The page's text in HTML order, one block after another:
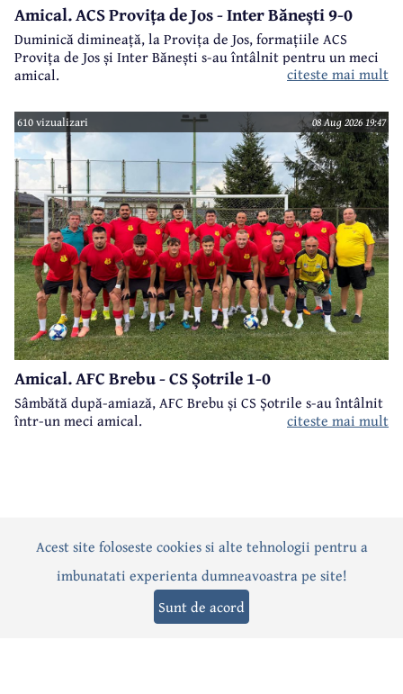
Amical. ACS Provița de Jos - Inter Bănești 9-0
Duminică dimineață, la Provița de Jos, formațiile ACS
Provița de Jos și Inter Bănești s-au întâlnit pentru un meci
amical.
citeste mai mult
610 vizualizari 08 Aug 2026 19:47
Amical. AFC Brebu - CS Șotrile 1-0
Sâmbătă după-amiază, AFC Brebu și CS Șotrile s-au întâlnit
într-un meci amical.
citeste mai mult
ActualitatePoliticăSocialEvenimentInterviuri
Editorial Sport Anunțuri
Acest site foloseste cookies si alte tehnologii pentru a
imbunatati experienta dumneavoastra pe site!
Sunt de acord